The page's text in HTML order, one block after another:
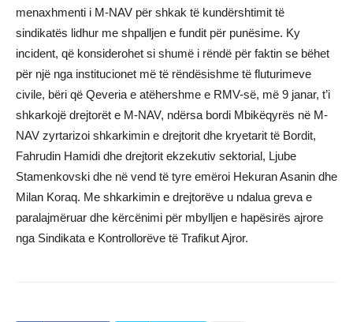
menaxhmenti i M-NAV për shkak të kundërshtimit të
sindikatës lidhur me shpalljen e fundit për punësime. Ky
incident, që konsiderohet si shumë i rëndë për faktin se bëhet
për një nga institucionet më të rëndësishme të fluturimeve
civile, bëri që Qeveria e atëhershme e RMV-së, më 9 janar, t’i
shkarkojë drejtorët e M-NAV, ndërsa bordi Mbikëqyrës në M-
NAV zyrtarizoi shkarkimin e drejtorit dhe kryetarit të Bordit,
Fahrudin Hamidi dhe drejtorit ekzekutiv sektorial, Ljube
Stamenkovski dhe në vend të tyre emëroi Hekuran Asanin dhe
Milan Koraq. Me shkarkimin e drejtorëve u ndalua greva e
paralajmëruar dhe kërcënimi për mbylljen e hapësirës ajrore
nga Sindikata e Kontrollorëve të Trafikut Ajror.